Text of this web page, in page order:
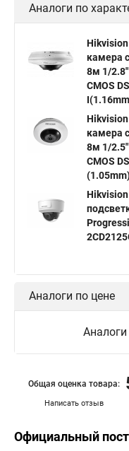
Камера Hikvision ds
Уличная камера
Hikvision поворотная
Нikvision микрофон
Hikvision порты
Аналоги по
камера
8м 1/
CMOS
камера
8м 1/
CMOS
Аналоги по цене
Написать отзыв
Общая оценка товара:
Официальный